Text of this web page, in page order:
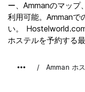
ナイトライフ
コストパフォーマンス
ー、Ammanのマップ
利用可能。Ammanで
い。
ホステルを予約する
Amman ホ